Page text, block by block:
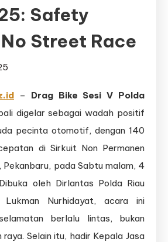
Safety
Street Race
– Drag Bike Sesi V Polda
digelar sebagai wadah positif
pecinta otomotif, dengan 140
di Sirkuit Non Permanen
Pekanbaru, pada Sabtu malam, 4
oleh Dirlantas Polda Riau
Lukman Nurhidayat, acara ini
berlalu lintas, bukan
Selain itu, hadir Kepala Jasa